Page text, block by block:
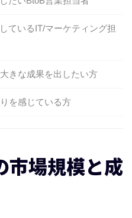
ティス
企業の営業効率3倍化
を始めよう！
ているIT/マーケティング担
きな成果を出したい方
を感じている方
場規模と成